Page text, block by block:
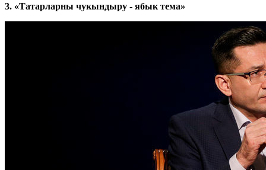
3. «Татарларны чукындыру - ябык тема»